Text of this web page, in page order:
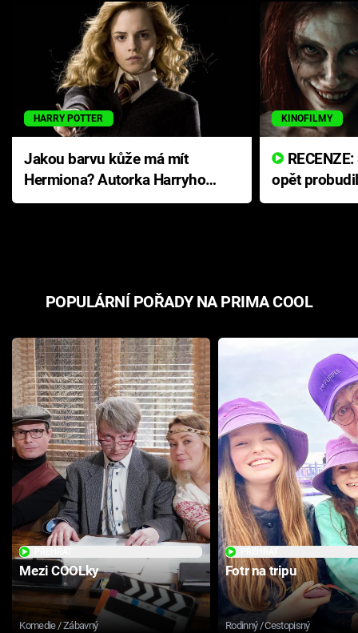
HARRY POTTER
Jakou barvu kůže má mít
Hermiona? Autorka Harryho
Pottera přišla s ráznou
KINOFILMY
opět
přichází s
POPULÁRNÍ POŘADY NA PRIMA COOL
Mezi COOLky
Komedie / Zábavný
Fotr na tripu
Rodinný / Cestopisný